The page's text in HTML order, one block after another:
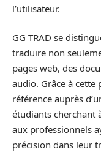
l’utilisateur.
GG TRAD se
traduire non
pages web, des
audio. Grâce à cette
référence auprès
étudiants cherchant
aux professionnels
précision dans leur